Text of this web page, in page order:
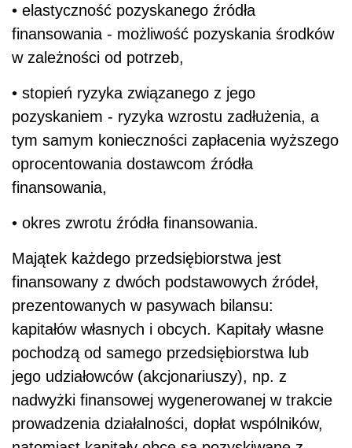
• elastyczność pozyskanego źródła
finansowania - możliwość pozyskania środków
w zależności od potrzeb,
• stopień ryzyka związanego z jego
pozyskaniem - ryzyka wzrostu zadłużenia, a
tym samym konieczności zapłacenia wyższego
oprocentowania dostawcom źródła
finansowania,
• okres zwrotu źródła finansowania.
Majątek każdego przedsiębiorstwa jest
finansowany z dwóch podstawowych źródeł,
prezentowanych w pasywach bilansu:
kapitałów własnych i obcych. Kapitały własne
pochodzą od samego przedsiębiorstwa lub
jego udziałowców (akcjonariuszy), np. z
nadwyżki finansowej wygenerowanej w trakcie
prowadzenia działalności, dopłat wspólników,